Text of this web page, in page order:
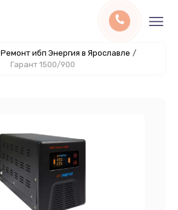
Ремонт ибп Энергия в Ярославле /
Гарант 1500/900